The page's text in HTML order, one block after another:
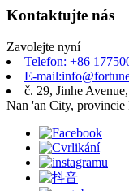
Kontaktujte nás
Zavolejte nyní
Telefon: +86
E-
č. 29, Jinhe
Nan 'an City, provincie